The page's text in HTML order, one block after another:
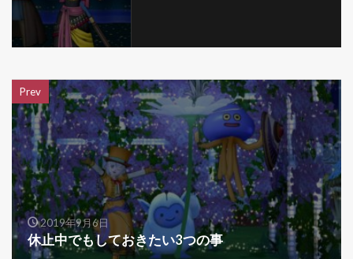
Prev
2019年9月6日
休止中でもしておきたい3つの事